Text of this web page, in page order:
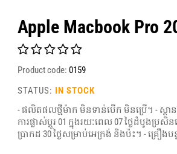
Apple Macbook Pro
Product code: 0159
STATUS: IN STOCK
- ផលិតផលថ្មីម៉ាក មិនទាន់បើក មិនប្រើ។ - ស្ថា
ការផ្លាស់ប្តូរ 01 ក្នុងរយៈពេល 07 ថ្ងៃដំបូ
ប្រាកដ 30 ថ្ងៃសម្រាប់អេក្រង់ និងប៉ះ។ - គ្រឿងប